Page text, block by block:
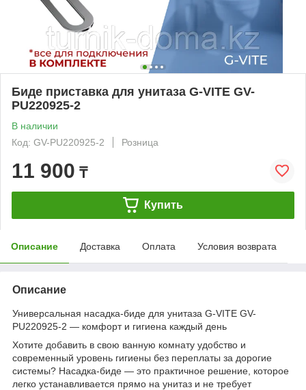
Биде приставка для унитаза G-VITE GV-
PU220925-2
В наличии
Код: GV-PU220925-2
Розница
11 900 ₸
Купить
Описание Доставка Оплата Условия возврата
Описание
Универсальная насадка-биде для унитаза G-VITE GV-
PU220925-2 — комфорт и гигиена каждый день
Хотите добавить в свою ванную комнату удобство и
современный уровень гигиены без переплаты за дорогие
системы? Насадка-биде — это практичное решение, которое
легко устанавливается прямо на унитаз и не требует